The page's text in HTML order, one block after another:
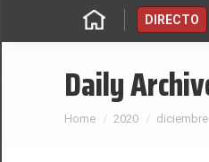
DIRECTO
Daily
You are here:
Home 2020 diciembre